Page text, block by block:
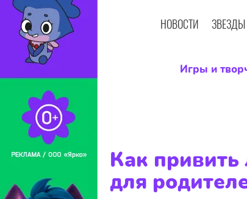
НОВОСТИ ЗВЕЗДЫ
Игры и
Как привить
для